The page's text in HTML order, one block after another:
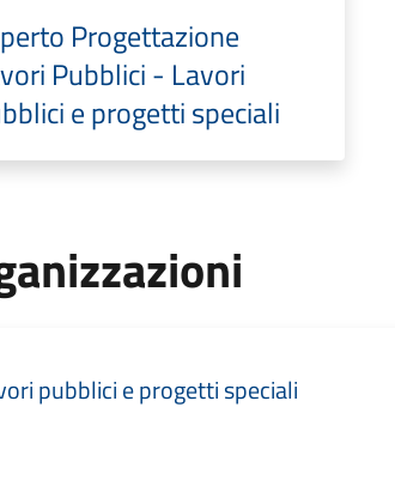
Progettazione
Pubblici - Lavori
e progetti speciali
pubblici e progetti speciali